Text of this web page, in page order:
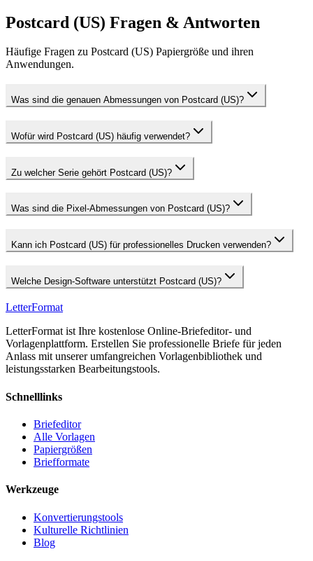
Postcard (US) Fragen & Antworten
Häufige Fragen zu Postcard (US) Papiergröße und ihren
Anwendungen.
Was sind die genauen Abmessungen von Postcard (US)?
Wofür wird Postcard (US) häufig verwendet?
Zu welcher Serie gehört Postcard (US)?
Was sind die Pixel-Abmessungen von Postcard (US)?
Kann ich Postcard (US) für professionelles Drucken verwenden?
Welche Design-Software unterstützt Postcard (US)?
LetterFormat
LetterFormat ist Ihre kostenlose Online-Briefeditor- und
Vorlagenplattform. Erstellen Sie professionelle Briefe für jeden
Anlass mit unserer umfangreichen Vorlagenbibliothek und
leistungsstarken Bearbeitungstools.
Schnelllinks
Briefeditor
Alle Vorlagen
Papiergrößen
Briefformate
Werkzeuge
Konvertierungstools
Kulturelle Richtlinien
Blog